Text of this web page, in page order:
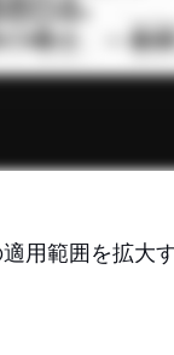
用範囲を拡大